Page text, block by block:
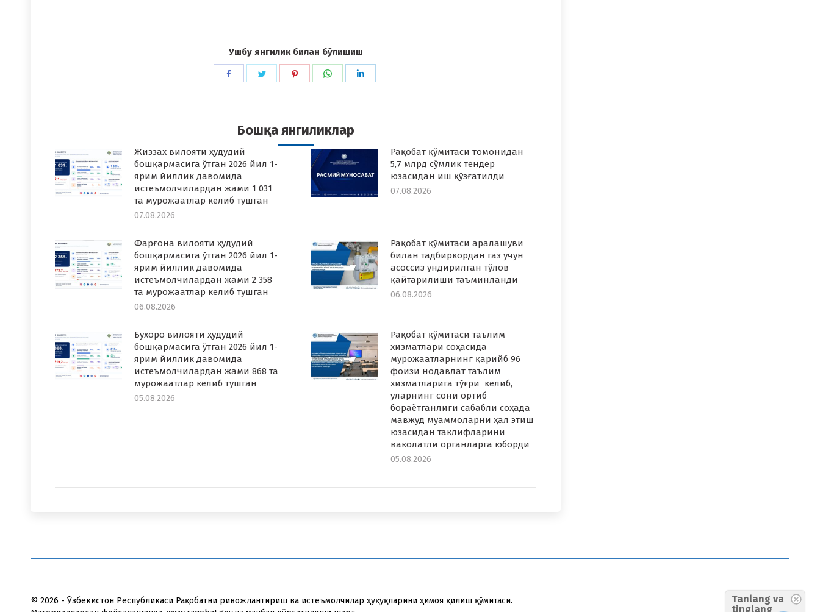
Ушбу янгилик билан бўлишиш
Share
Share
Share
Share
Бошқа янгиликлар
Жиззах вилояти ҳудудий
бошқармасига ўтган 2026 йил 1-
ярим йиллик давомида
истеъмолчилардан жами 1 031
та мурожаатлар келиб тушган
07.08.2026
Рақобат қўмитаси томонидан
5,7 млрд сўмлик тендер
юзасидан иш қўзғатилди
07.08.2026
Фарғона вилояти ҳудудий
бошқармасига ўтган 2026 йил 1-
ярим йиллик давомида
истеъмолчилардан жами 2 358
та мурожаатлар келиб тушган
06.08.2026
Рақобат қўмитаси аралашуви
билан тадбиркордан газ учун
асоссиз ундирилган тўлов
қайтарилиши таъминланди
06.08.2026
Бухоро вилояти ҳудудий
бошқармасига ўтган 2026 йил 1-
ярим йиллик давомида
истеъмолчилардан жами 868 та
мурожаатлар келиб тушган
05.08.2026
Рақобат қўмитаси таълим
хизматлари соҳасида
мурожаатларнинг қарийб 96
фоизи нодавлат таълим
хизматларига тўғри келиб,
уларнинг сони ортиб
бораётганлиги сабабли соҳада
мавжуд муаммоларни ҳал этиш
юзасидан таклифларини
ваколатли органларга юборди
05.08.2026
© 2026 - Ўзбекистон Республикаси Рақобатни ривожлантириш ва истеъмолчилар ҳуқуқларини ҳимоя қилиш қўмитаси.
Tanlang va
tinglang